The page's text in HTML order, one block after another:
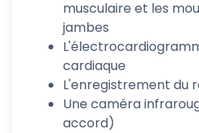
musculaire et les
jambes
cardiaque
L'enregistrement du
Une caméra
accord)